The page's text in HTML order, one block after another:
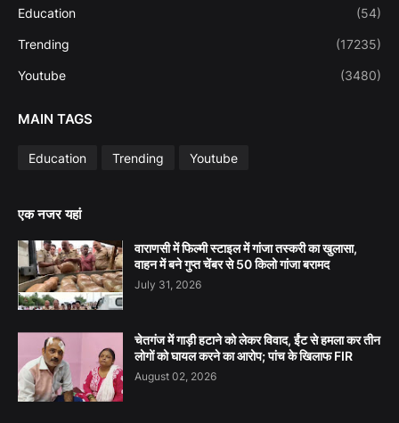
Education (54)
Trending (17235)
Youtube (3480)
MAIN TAGS
Education Trending Youtube
एक नजर यहां
वाराणसी में फिल्मी स्टाइल में गांजा तस्करी का खुलासा,
वाहन में बने गुप्त चेंबर से 50 किलो गांजा बरामद
July 31, 2026
चेतगंज में गाड़ी हटाने को लेकर विवाद, ईंट से हमला कर तीन
लोगों को घायल करने का आरोप; पांच के खिलाफ FIR
August 02, 2026